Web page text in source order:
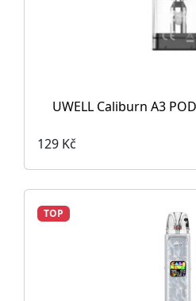
UWELL Caliburn A3
129 Kč
TOP